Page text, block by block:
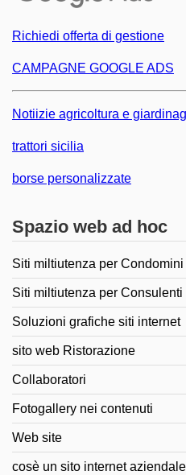
Richiedi offerta di gestione
CAMPAGNE GOOGLE ADS
Notiizie agricoltura e
trattori sicilia
borse personalizzate
Spazio web ad hoc
Siti miltiutenza per Condomini
Siti miltiutenza per
Soluzioni grafiche siti internet
sito web Ristorazione
Collaboratori
Fotogallery nei contenuti
Web site
cosè un sito internet aziendale